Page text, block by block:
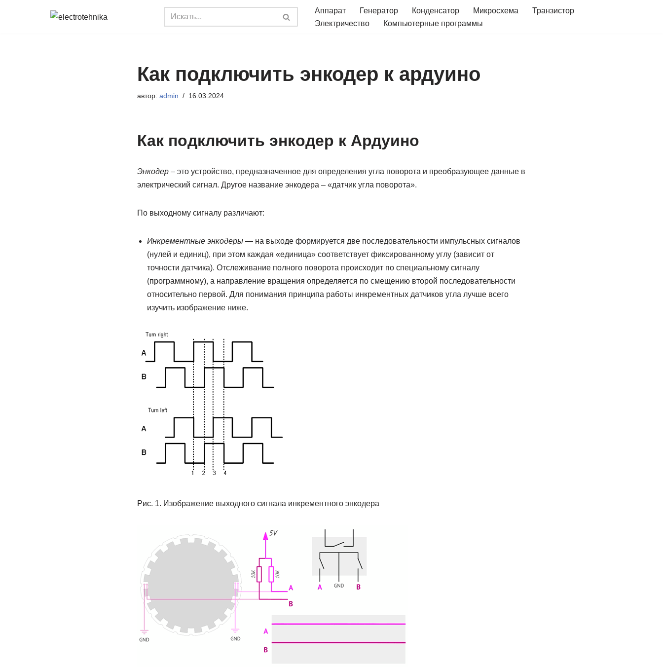
Аппарат Генератор Конденсатор Микросхема
Транзистор
Электричество
Компьютерные программы
Как подключить энкодер к ардуино
автор: admin 16.03.2024
Как подключить энкодер к Ардуино
Энкодер– это устройство, предназначенное для определения угла поворота и преобразующее данные в
электрический сигнал. Другое название энкодера – «датчик угла поворота».
По выходному сигналу различают:
Инкрементные энкодеры— на выходе формируется две последовательности импульсных сигналов
(нулей и единиц), при этом каждая «единица» соответствует фиксированному углу (зависит от
точности датчика). Отслеживание полного поворота происходит по специальному сигналу
(программному), а направление вращения определяется по смещению второй последовательности
относительно первой. Для понимания принципа работы инкрементных датчиков угла лучше всего
изучить изображение ниже.
Рис. 1. Изображение выходного сигнала инкрементного энкодера